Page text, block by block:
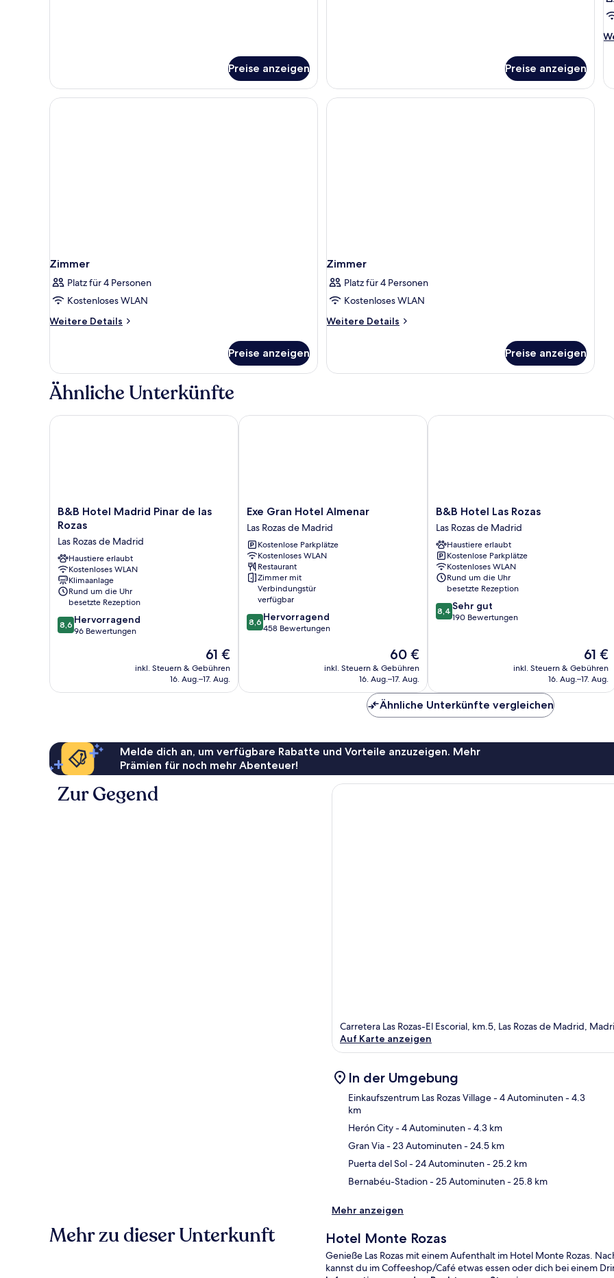
Preise anzeigen Preise anzeigen
Zimmer
Platz für 4 Personen
Kostenloses WLAN
Weitere Details
Weitere
Preise anzeigen
Zimmer
Platz für 4 Personen
Kostenloses WLAN
Weitere Details
Weitere
Preise anzeigen
Ähnliche Unterkünfte
B&B
Hotel
Pinar
de
las
Rozas
Las
Rozas
de
Madrid
B&B Hotel Madrid Pinar de las
Rozas
Las Rozas de Madrid
Haustiere erlaubt
Kostenloses WLAN
Klimaanlage
Rund um die Uhr
besetzte Rezeption
8.6
von
8,6 Hervorragend
96 Bewertungen
Der
Preis
beträgt
61 €
inkl. Steuern & Gebühren
16. Aug.–17. Aug.
B&B Hotel Madrid Pinar de las Rozas
Exe
Gran
Hotel
Almenar
Las
Rozas
de
Madrid
Exe Gran Hotel Almenar
Las Rozas de Madrid
Kostenlose Parkplätze
Kostenloses WLAN
Restaurant
Zimmer mit
Verbindungstür
verfügbar
8.6
von
8,6 Hervorragend
458 Bewertungen
Der
Preis
beträgt
60 €
inkl. Steuern & Gebühren
16. Aug.–17. Aug.
Exe Gran Hotel Almenar
B&B
Hotel
Las
Rozas
Las
Rozas
de
B&B Hotel Las Rozas
Las Rozas de Madrid
Haustiere erlaubt
Kostenlose Parkplätze
Kostenloses WLAN
Rund um die Uhr
besetzte Rezeption
8.4
von
8,4 Sehr gut
190 Bewertungen
Der
Preis
beträgt
61 €
inkl. Steuern & Gebühren
16. Aug.–17. Aug.
B&B Hotel Las Rozas
Ähnliche Unterkünfte vergleichen
Melde dich an, um verfügbare Rabatte und Vorteile anzuzeigen. Mehr
Prämien für noch mehr Abenteuer!
Zur Gegend
Carretera Las Rozas-El Escorial, km.5, Las Rozas de Madrid,
Auf Karte anzeigen
In der Umgebung
Einkaufszentrum Las Rozas Village- 4 Autominuten- 4.3
km
Herón City- 4 Autominuten- 4.3 km
Gran Via- 23 Autominuten- 24.5 km
Puerta del Sol- 24 Autominuten- 25.2 km
Bernabéu-Stadion- 25 Autominuten- 25.8 km
Mehr anzeigen
Mehr zu dieser Unterkunft Hotel Monte Rozas
Genieße Las Rozas mit einem Aufenthalt im Hotel Monte Rozas.
kannst du im Coffeeshop/Café etwas essen oder dich bei einem